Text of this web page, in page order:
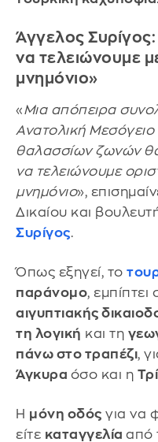
Άγγελος Συρίγος:
να τελειώνουμε
μνημόνιο»
«Μια απόπειρα
Ανατολική
θαλασσίων ζωνών θα
να τελειώνουμε
μνημόνιο»,
Δικαίου και
Συρίγος.
Όπως εξηγεί, το
παράνομο, εμπίπτει
αιγυπτιακής
τη λογική και τη
πάνω στο τραπέζι,
Άγκυρα όσο και η
Η μόνη οδός για να
είτε καταγγελία από